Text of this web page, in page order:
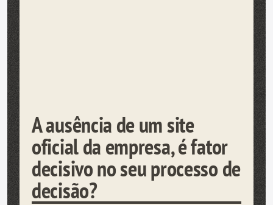
A ausência de um site
oficial da empresa, é fator
decisivo no seu processo de
decisão?